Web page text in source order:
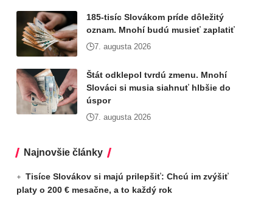
185-tisíc Slovákom príde dôležitý
oznam. Mnohí budú musieť zaplatiť
7. augusta 2026
Štát odklepol tvrdú zmenu. Mnohí
Slováci si musia siahnuť hlbšie do
úspor
7. augusta 2026
Najnovšie články
Tisíce Slovákov si majú prilepšiť: Chcú im zvýšiť
platy o 200 € mesačne, a to každý rok